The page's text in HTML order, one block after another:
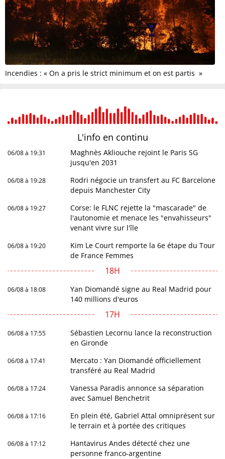
Incendies : « On a pris le strict minimum et on est partis »
L'info en continu
06/08 à 19:31
Maghnès Akliouche rejoint le Paris SG
jusqu'en 2031
06/08 à 19:28
Rodri négocie un transfert au FC Barcelone
depuis Manchester City
06/08 à 19:27
Corse: le FLNC rejette la "mascarade" de
l'autonomie et menace les "envahisseurs"
venant vivre sur l'île
06/08 à 19:20
Kim Le Court remporte la 6e étape du Tour
de France Femmes
18H
06/08 à 18:08
Yan Diomandé signe au Real Madrid pour
140 millions d'euros
17H
06/08 à 17:55
Sébastien Lecornu lance la reconstruction
en Gironde
06/08 à 17:41
Mercato : Yan Diomandé officiellement
transféré au Real Madrid
06/08 à 17:24
Vanessa Paradis annonce sa séparation
avec Samuel Benchetrit
06/08 à 17:16
En plein été, Gabriel Attal omniprésent sur
le terrain et à portée des critiques
06/08 à 17:12
Hantavirus Andes détecté chez une
personne franco-argentine